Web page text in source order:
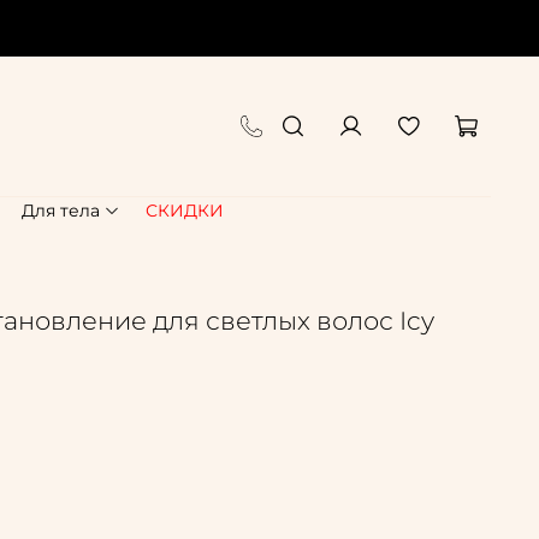
Для тела СКИДКИ
для светлых волос Icy